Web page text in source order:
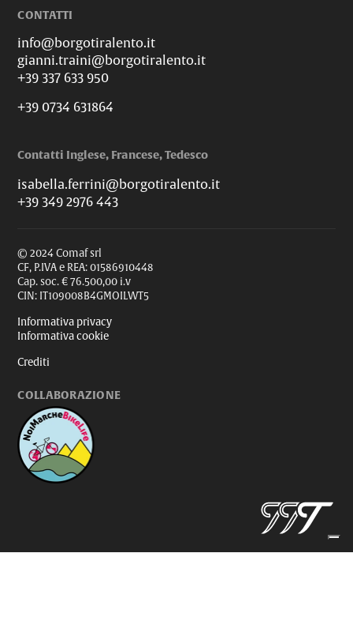
CONTATTI
info@borgotiralento.it
gianni.traini@borgotiralento.it
+39 337 633 950
+39 0734 631864
Contatti Inglese, Francese, Tedesco
isabella.ferrini@borgotiralento.it
+39 349 2976 443
© 2024 Comaf srl
CF, P.IVA e REA: 01586910448
Cap. soc. € 76.500,00 i.v
CIN: IT109008B4GMOILWT5
Informativa privacy
Informativa cookie
Crediti
COLLABORAZIONE